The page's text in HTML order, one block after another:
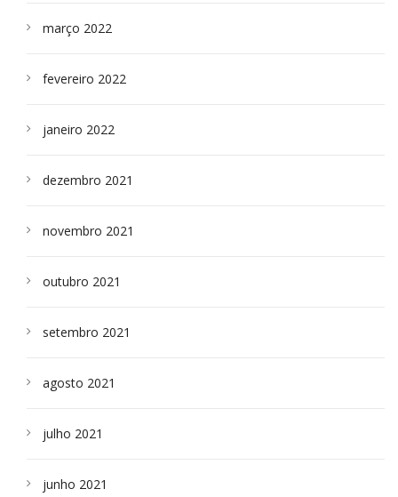
março 2022
fevereiro 2022
janeiro 2022
dezembro 2021
novembro 2021
outubro 2021
setembro 2021
agosto 2021
julho 2021
junho 2021